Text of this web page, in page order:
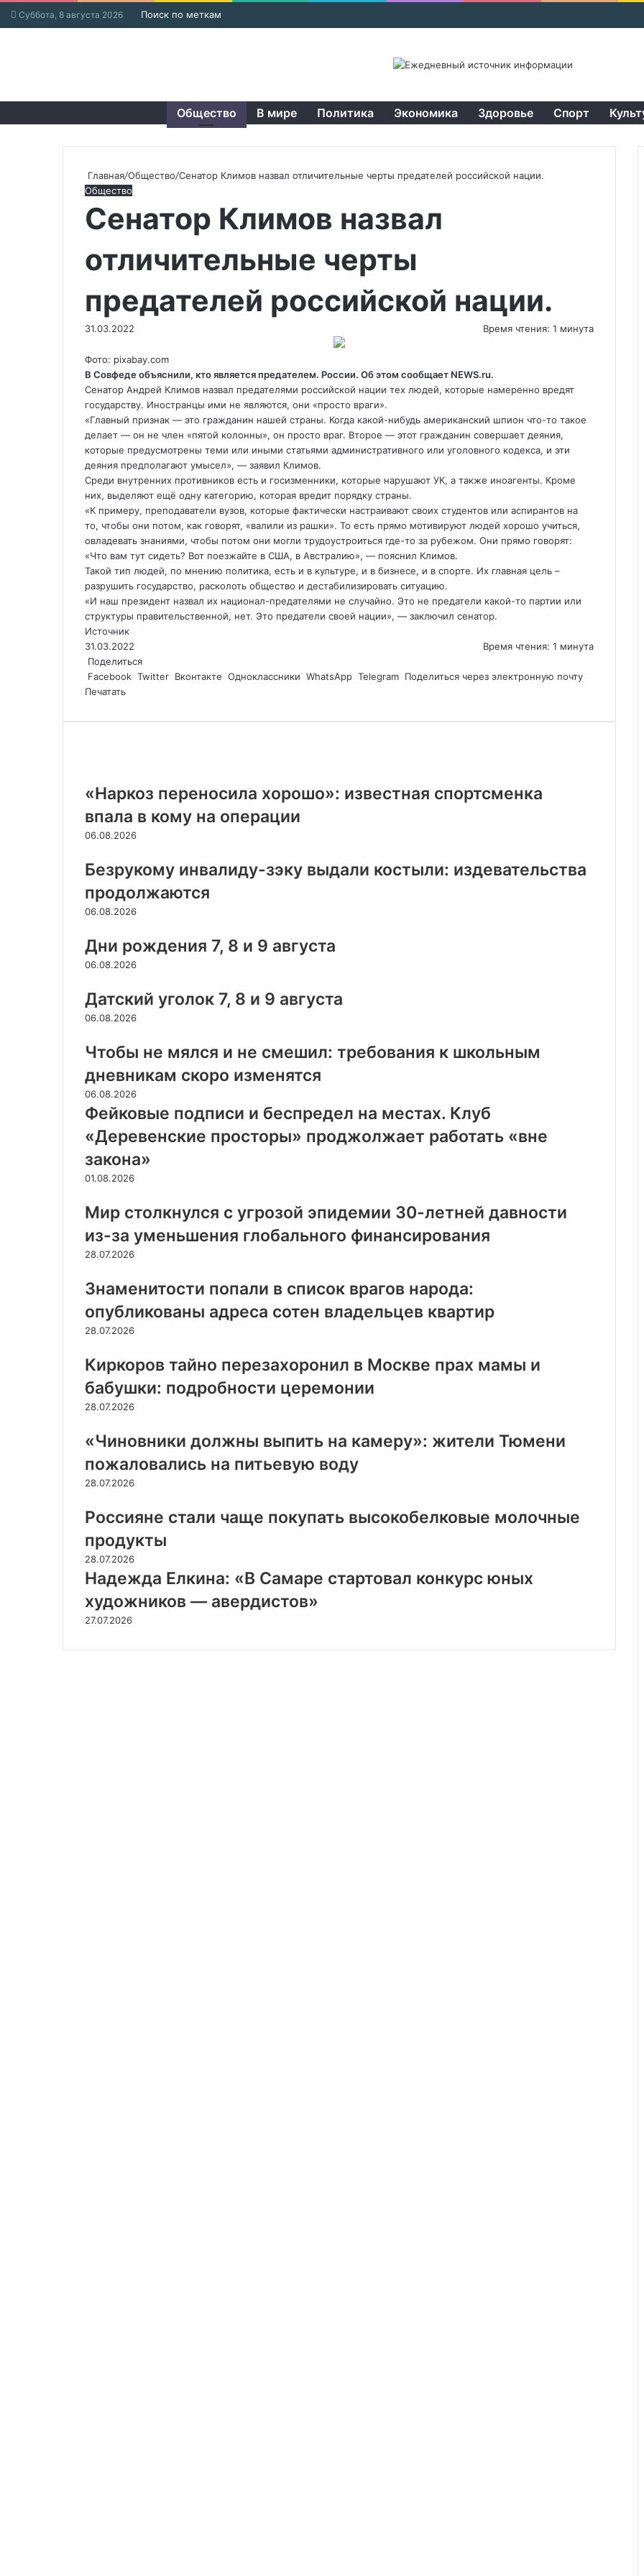
Суббота, 8 августа 2026 Поиск по меткам
Общество В мире Политика Экономика Здоровье Спорт
Главная/Общество/Сенатор Климов назвал отличительные черты предателей российской нации.
Общество
Сенатор Климов назвал
отличительные черты
предателей российской нации.
31.03.2022 Время чтения: 1 минута
Фото: pixabay.com
В Совфеде объяснили, кто является предателем. России. Об этом сообщает NEWS.ru.
Сенатор Андрей Климов назвал предателями российской нации тех людей, которые намеренно вредят
государству. Иностранцы ими не являются, они «просто враги».
«Главный признак — это гражданин нашей страны. Когда какой-нибудь американский шпион что-то такое
делает — он не член «пятой колонны», он просто враг. Второе — этот гражданин совершает деяния,
которые предусмотрены теми или иными статьями административного или уголовного кодекса, и эти
деяния предполагают умысел», — заявил Климов.
Среди внутренних противников есть и госизменники, которые нарушают УК, а также иноагенты. Кроме
них, выделяют ещё одну категорию, которая вредит порядку страны.
«К примеру, преподаватели вузов, которые фактически настраивают своих студентов или аспирантов на
то, чтобы они потом, как говорят, «валили из рашки». То есть прямо мотивируют людей хорошо учиться,
овладевать знаниями, чтобы потом они могли трудоустроиться где-то за рубежом. Они прямо говорят:
«Что вам тут сидеть? Вот поезжайте в США, в Австралию», — пояснил Климов.
Такой тип людей, по мнению политика, есть и в культуре, и в бизнесе, и в спорте. Их главная цель –
разрушить государство, расколоть общество и дестабилизировать ситуацию.
«И наш президент назвал их национал-предателями не случайно. Это не предатели какой-то партии или
структуры правительственной, нет. Это предатели своей нации», — заключил сенатор.
Источник
31.03.2022
Время чтения: 1 минута
Поделиться
Facebook Twitter Вконтакте Одноклассники WhatsApp Telegram Поделиться через электронную почту
Печатать
«Наркоз переносила хорошо»: известная спортсменка
впала в кому на операции
06.08.2026
Безрукому инвалиду-зэку выдали костыли: издевательства
продолжаются
06.08.2026
Дни рождения 7, 8 и 9 августа
06.08.2026
Датский уголок 7, 8 и 9 августа
06.08.2026
Чтобы не мялся и не смешил: требования к школьным
дневникам скоро изменятся
06.08.2026
Фейковые подписи и беспредел на местах. Клуб
«Деревенские просторы» проджолжает работать «вне
закона»
01.08.2026
Мир столкнулся с угрозой эпидемии 30-летней давности
из-за уменьшения глобального финансирования
28.07.2026
Знаменитости попали в список врагов народа:
опубликованы адреса сотен владельцев квартир
28.07.2026
Киркоров тайно перезахоронил в Москве прах мамы и
бабушки: подробности церемонии
28.07.2026
«Чиновники должны выпить на камеру»: жители Тюмени
пожаловались на питьевую воду
28.07.2026
Россияне стали чаще покупать высокобелковые молочные
продукты
28.07.2026
Надежда Елкина: «В Самаре стартовал конкурс юных
художников — авердистов»
27.07.2026